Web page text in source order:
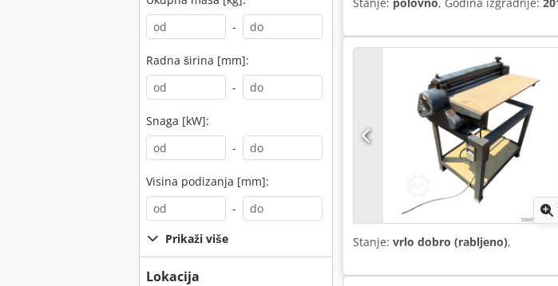
-
Radna širina [mm]:
-
Snaga [kW]:
-
Visina podizanja [mm]:
-
Prikaži više
Lokacija
Stanje: vrlo dobro (rabljeno),